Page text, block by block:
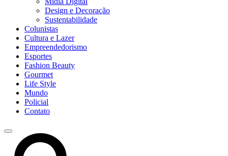
Design e Decoração
Sustentabilidade
Colunistas
Cultura e Lazer
Empreendedorismo
Esportes
Fashion Beauty
Gourmet
Life Style
Mundo
Policial
Contato